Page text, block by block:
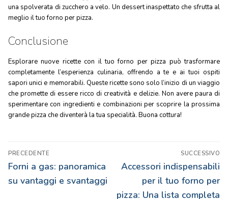
una spolverata di zucchero a velo. Un dessert inaspettato che sfrutta al
meglio il tuo forno per pizza.
Conclusione
Esplorare nuove ricette con il tuo forno per pizza può trasformare
completamente l’esperienza culinaria, offrendo a te e ai tuoi ospiti
sapori unici e memorabili. Queste ricette sono solo l’inizio di un viaggio
che promette di essere ricco di creatività e delizie. Non avere paura di
sperimentare con ingredienti e combinazioni per scoprire la prossima
grande pizza che diventerà la tua specialità. Buona cottura!
Navigazione
articoli
PRECEDENTE
Articolo
precedente:
Forni a gas: panoramica
su vantaggi e svantaggi
SUCCESSIVO
Articolo
successivo:
Accessori indispensabili
per il tuo forno per
pizza: Una lista completa